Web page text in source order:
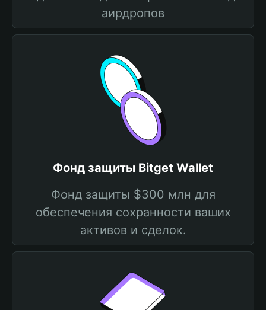
аирдропов
Фонд защиты Bitget Wallet
Фонд защиты $300 млн для
обеспечения сохранности ваших
активов и сделок.